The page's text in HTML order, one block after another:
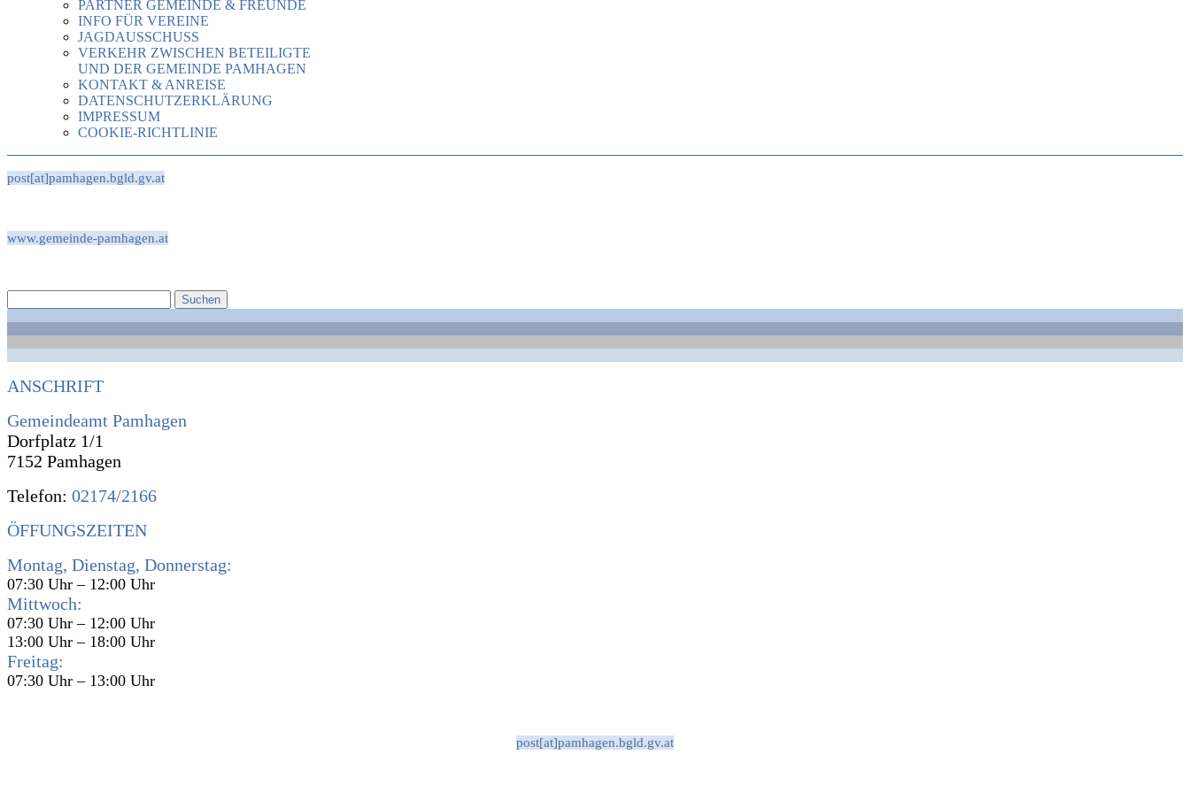
PARTNER GEMEINDE & FREUNDE
INFO FÜR VEREINE
JAGDAUSSCHUSS
VERKEHR ZWISCHEN BETEILIGTE
UND DER GEMEINDE PAMHAGEN
KONTAKT & ANREISE
DATENSCHUTZERKLÄRUNG
IMPRESSUM
COOKIE-RICHTLINIE
post[at]pamhagen.bgld.gv.at
www.gemeinde-pamhagen.at
ANSCHRIFT
Gemeindeamt Pamhagen
Dorfplatz 1/1
7152 Pamhagen
Telefon: 02174/2166
ÖFFUNGSZEITEN
Montag, Dienstag, Donnerstag:
07:30 Uhr – 12:00 Uhr
Mittwoch:
07:30 Uhr – 12:00 Uhr
13:00 Uhr – 18:00 Uhr
Freitag:
07:30 Uhr – 13:00 Uhr
post[at]pamhagen.bgld.gv.at